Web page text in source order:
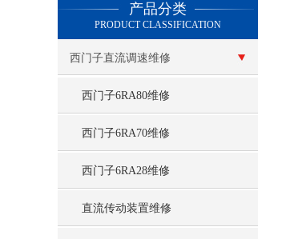
产品分类
PRODUCT CLASSIFICATION
西门子直流调速维修
西门子6RA80维修
西门子6RA70维修
西门子6RA28维修
直流传动装置维修